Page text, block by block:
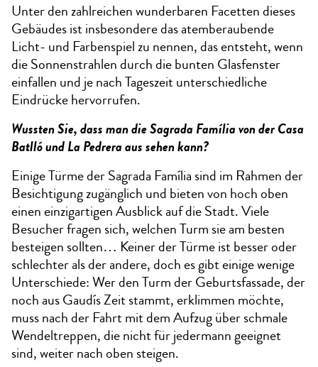
Unter den zahlreichen wunderbaren Facetten dieses
Gebäudes ist insbesondere das atemberaubende
Licht- und Farbenspiel zu nennen, das entsteht, wenn
die Sonnenstrahlen durch die bunten Glasfenster
einfallen und je nach Tageszeit unterschiedliche
Eindrücke hervorrufen.
Wussten Sie, dass man die Sagrada Família von der Casa
Batlló und La Pedrera aus sehen kann?
Einige Türme der Sagrada Família sind im Rahmen der
Besichtigung zugänglich und bieten von hoch oben
einen einzigartigen Ausblick auf die Stadt. Viele
Besucher fragen sich, welchen Turm sie am besten
besteigen sollten… Keiner der Türme ist besser oder
schlechter als der andere, doch es gibt einige wenige
Unterschiede: Wer den Turm der Geburtsfassade, der
noch aus Gaudís Zeit stammt, erklimmen möchte,
muss nach der Fahrt mit dem Aufzug über schmale
Wendeltreppen, die nicht für jedermann geeignet
sind, weiter nach oben steigen.